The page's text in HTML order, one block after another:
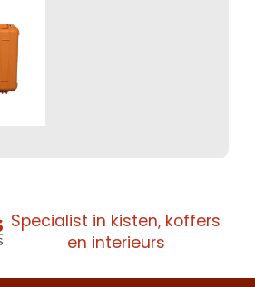
Specialist in kisten, koffers
en interieurs
Maak een
afspraak
opnemen
aanvragen